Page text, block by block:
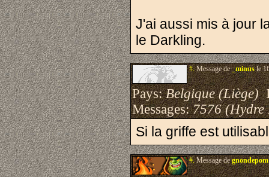
J'ai aussi mis à jour
le Darkling.
#.Message de_minusle
Pays:Belgique (Liège)
Messages:7576 (Hydre
Si la griffe est
#.Message degnondepom